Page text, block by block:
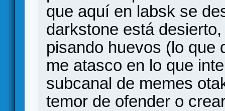
que aquí en labsk se
darkstone está
pisando huevos (lo que
me atasco en lo que
subcanal de memes
temor de ofender o